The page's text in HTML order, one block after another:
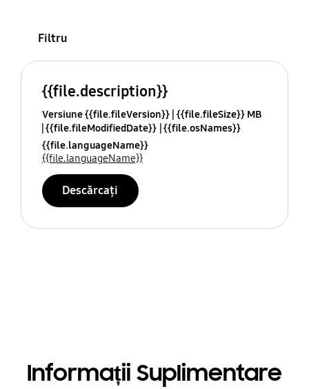
Filtru
{{file.description}}
Versiune {{file.fileVersion}} {{file.fileSize}} MB
{{file.fileModifiedDate}} {{file.osNames}}
{{file.languageName}}
{{file.languageName}}
Descărcați
Informații Suplimentare